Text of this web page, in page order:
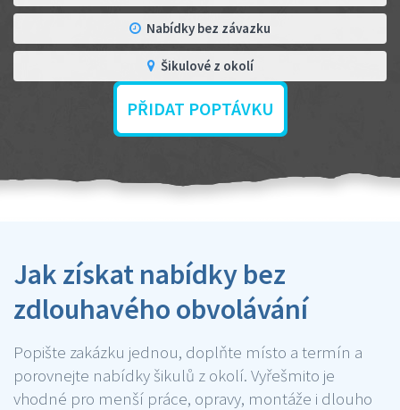
Nabídky bez závazku
Šikulové z okolí
PŘIDAT POPTÁVKU
Jak získat nabídky bez
zdlouhavého obvolávání
Popište zakázku jednou, doplňte místo a termín a
porovnejte nabídky šikulů z okolí. Vyřešmito je
vhodné pro menší práce, opravy, montáže i dlouho